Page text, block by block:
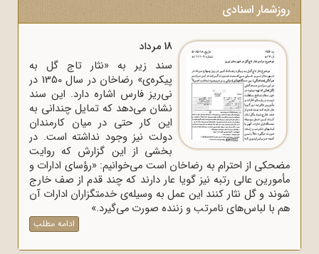
روزشمار اسنادی
18 مرداد
سند زیر به «نثار تاج گل به
پیکره‌ی» رضاخان در سال 1350 در
نی‌ریز فارس اشاره دارد. این سند
نشان می‌دهد که تمایل چندانی به
این کار حتی در میان کارمندان
دولت نیز وجود نداشته است. در
بخشی از این گزارش که روایت
مضحکی از احترام به رضاخان است می‌خوانیم: «رؤسای ادارات و
مأمورین عالی رتبه نیز گویا عار دارند که چند قدم از صف خارج
شوند و گل نثار کنند این عمل به وسیله‌ی خدمتگزاران ادارات آن
هم با لباس‌های نامرتب و زننده صورت می‌گیرد.»
ادامه مطلب